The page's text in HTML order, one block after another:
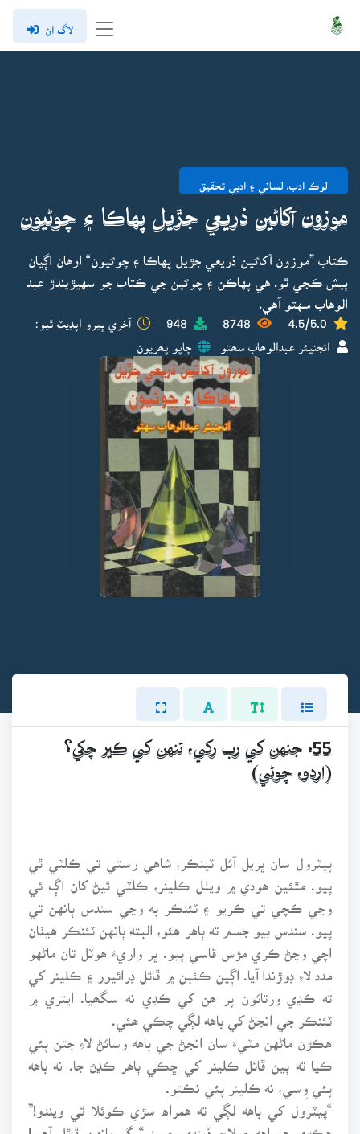
لاگ ان
لوڪ ادب، لساني ۽ ادبي تحقيق
موزون آکاڻين ذريعي جڙيل پهاڪا ۽ چوڻيون
ڪتاب ”موزون آکاڻين ذريعي جڙيل پهاڪا ۽ چوڻيون“ اوهان اڳيان
پيش ڪجي ٿو. هي پهاڪن ۽ چوڻين جي ڪتاب جو سهيڙيندڙ عبد
الوهاب سهتو آهي.
4.5/5.0
8748
948 آخري ڀيرو اپڊيٽ ٿيو:
انجنيئر عبدالوھاب سھتو ڇاپو پھريون
55. جنهن کي رب رکي، تنهن کي ڪير چکي؟
(اردو، چوڻي)
پيٽرول سان ڀريل آئل ٽينڪر، شاهي رستي تي ڪلٽي ٿي
پيو. مٿئين هودي ۾ ويٺل ڪلينر، ڪلٽي ٿيڻ کان اڳ ئي
وڃي ڪچي تي ڪريو ۽ ٽئنڪر به وڃي سندس ٻانهن تي
پيو. سندس ٻيو جسم ته ٻاهر هئو، البته ٻانهن ٽئنڪر هيٺان
اچي وڃڻ ڪري مڙس ڦاسي پيو. ڀر واريءَ هوٽل تان ماڻهو
مدد لاءِ ڊوڙندا آيا. اڳين ڪئبن ۾ ڦاٿل ڊرائيور ۽ ڪلينر کي
ته ڪڍي ورتائون پر ھن کي ڪڍي نه سگھيا. ايتري ۾
ٽئنڪر جي انجڻ کي باهه لڳي چڪي ھئي.
هڪڙن ماڻهن مٽيءَ سان انجڻ جي باهه وسائڻ لاءِ جتن پئي
ڪيا ته ٻين ڦاٿل ڪلينر کي ڇڪي ٻاهر ڪڍڻ جا. نه باهه
پئي وِسي، نه ڪلينر پئي نڪتو.
“پيٽرول کي باهه لڳي ته همراه سڙي ڪوئلا ٿي ويندو!”
هڪڙي همراهه صلاح ڏيندي چيو؛ “رڳو ٻانهن ڦاٿل آهي!